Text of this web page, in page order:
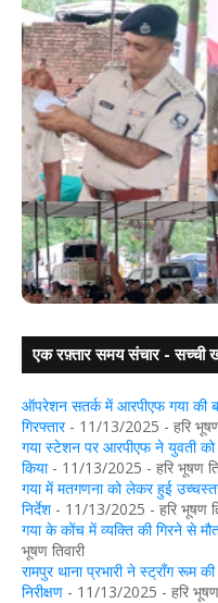
गया: डुमरिया थाना
एक रफ़्तार समय संचार - सच्ची
ऑपरेशन सतर्क में आरपीएफ गया की
गिरफ्तार- 11/13/2025 - हरि
गया स्टेशन पर आरपीएफ ने युवती को
किया- 11/13/2025 - हरि भूषण
गया में मतगणना को लेकर हुई
निर्देश- 11/13/2025 - हरि भूषण
गया के कोंच में व्यक्ति की गिरने से
भूषण तिवारी
रामपुर थाना प्रभारी ने स्ट्रॉंग रूम
निरीक्षण - 11/13/2025 - हरि भूषण